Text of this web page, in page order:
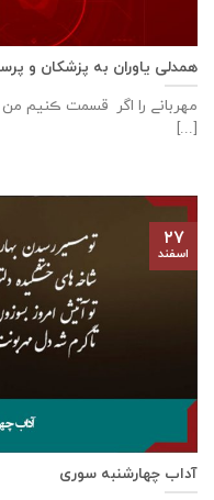
همدلی یاوران به پزشکان و
مهربانے را اگر قسمت ڪنیم
[...]
آداب چهارشنبه سوری
۲۷
اسفند